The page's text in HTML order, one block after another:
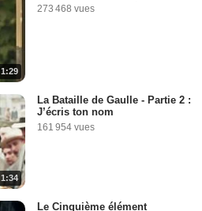
1:29
273 468 vues
1:34
La Bataille de Gaulle - Partie 2 :
J’écris ton nom
161 954 vues
Le Cinquième élément